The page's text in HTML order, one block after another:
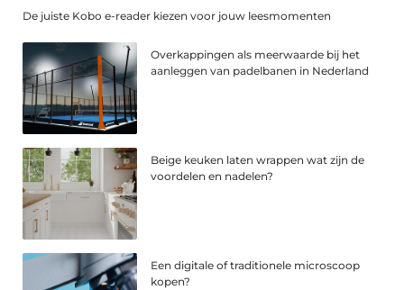
De juiste Kobo e-reader kiezen voor jouw leesmomenten
Overkappingen als meerwaarde bij het
aanleggen van padelbanen in Nederland
Beige keuken laten wrappen wat zijn de
voordelen en nadelen?
Een digitale of traditionele microscoop
kopen?